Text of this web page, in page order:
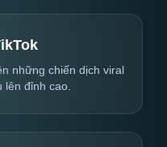
những chiến dịch viral
lên đỉnh cao.